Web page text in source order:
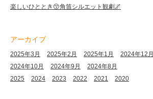
楽しいひととき😚角笛シルエット観劇🌌
アーカイブ
2025年3月 2025年2月 2025年1月 2024年12月
2024年10月
2024年9月
2024年8月
2025
2024 2023 2022 2021 2020